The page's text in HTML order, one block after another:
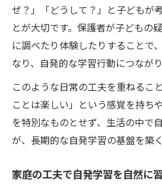
ぜ？」「どうして？」と子どもが
とが大切です。保護者が子どもの
に調べたり体験したりすることで
なり、自発的な学習行動につながり
このような日常の工夫を重ねるこ
ことは楽しい」という感覚を持ち
を特別なものとせず、生活の中で
が、長期的な自発学習の基盤を築く
家庭の工夫で自発学習を自然に